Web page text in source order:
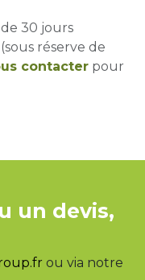
30 jours
réserve de
contacter pour
un devis,
ou via notre